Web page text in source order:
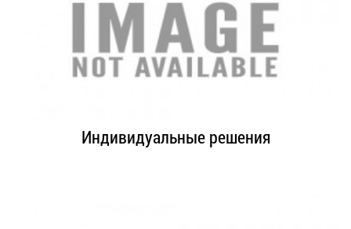
Индивидуальные решения